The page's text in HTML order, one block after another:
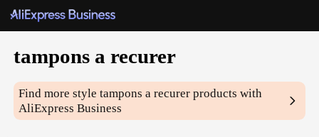
tampons a recurer
Find more styletampons a recurer products with
AliExpress Business